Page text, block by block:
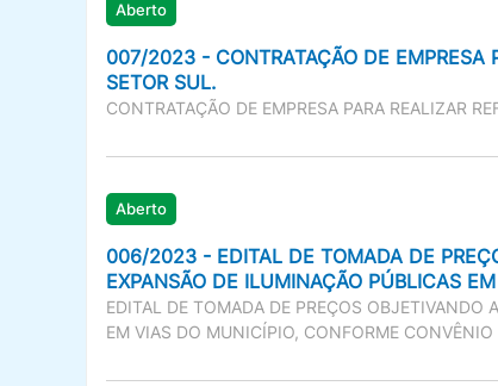
Aberto
007/2023 - CONTRATAÇÃO DE EMPRESA
SETOR SUL.
CONTRATAÇÃO DE EMPRESA PARA REALIZAR
Aberto
006/2023 - EDITAL DE TOMADA DE
EXPANSÃO DE ILUMINAÇÃO PÚBLICAS
EDITAL DE TOMADA DE PREÇOS OBJETIVANDO
EM VIAS DO MUNICÍPIO, CONFORME